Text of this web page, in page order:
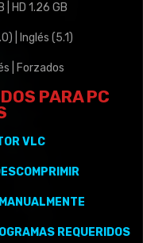
| HD 1.26 GB
| Inglés (5.1)
| Forzados
PARA PC
VLC
REQUERIDOS